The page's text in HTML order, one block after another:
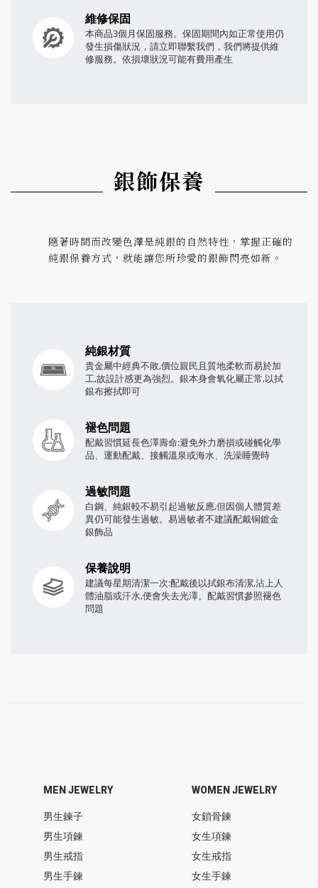
維修保固
本商品3個月保固服務。保固期間內如正常使用仍
發生損傷狀況，請立即聯繫我們，我們將提供維
修服務。依損壞狀況可能有費用產生
銀飾保養
隨著時間而改變色澤是純銀的自然特性，掌握正確的
純銀保養方式，就能讓您所珍愛的銀飾閃亮如新。
純銀材質
貴金屬中經典不敗,價位親民且質地柔軟而易於加
工,故設計感更為強烈。銀本身會氧化屬正常,以拭
銀布擦拭即可
褪色問題
配戴習慣延長色澤壽命:避免外力磨損或碰觸化學
品、運動配戴、接觸溫泉或海水、洗澡睡覺時
過敏問題
白鋼、純銀較不易引起過敏反應,但因個人體質差
異仍可能發生過敏。易過敏者不建議配戴铜鍍金
銀飾品
保養說明
建議每星期清潔一次:配戴後以拭銀布清潔,沾上人
體油脂或汗水,便會失去光澤。配戴習慣參照褪色
問題
MEN JEWELRY
男生鍊子
男生項鍊
男生戒指
男生手鍊
WOMEN JEWELRY
女鎖骨鍊
女生項鍊
女生戒指
女生手鍊